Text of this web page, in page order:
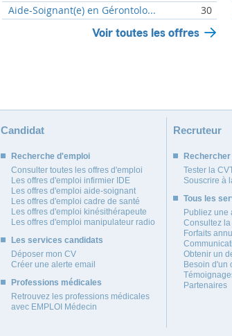
Aide-Soignant(e) en Gérontolo...
30
Voir toutes les offres
Candidat
Recherche d'emploi
Consulter toutes les offres d'emploi
Les offres d'emploi infirmier IDE
Les offres d'emploi aide-soignant
Les offres d'emploi cadre de santé
Les offres d'emploi kinésithérapeute
Les offres d'emploi manipulateur radio
Les services candidats
Déposer mon CV
Créer une alerte email
Professions médicales
Retrouvez les professions médicales
avec EMPLOI Médecin
Recruteur
Tester la
Souscrire à
Tous les
Publiez une
Consultez
Forfaits
Obtenir un
Besoin d'un
Partenaires